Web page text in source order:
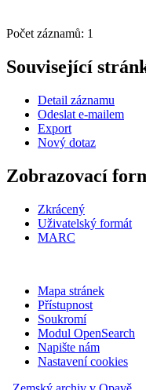
Počet záznamů: 1
Související
Detail záznamu
Odeslat e-mailem
Export
Nový dotaz
Zobrazovací
Zkrácený
Uživatelský formát
MARC
Mapa stránek
Přístupnost
Soukromí
Modul OpenSearch
Napište nám
Nastavení cookies